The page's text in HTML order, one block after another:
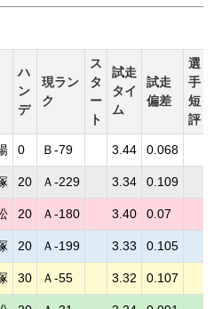
ハ
ン
デ
現ラン
ク
ス
タ
ー
ト
試走
タイ
ム
試走
偏差
選
手
短
評
0 Ｂ-79 3.44 0.068
20 Ａ-229 3.34 0.109
20 Ａ-180 3.40 0.07
20 Ａ-199 3.33 0.105
30 Ａ-55 3.32 0.107